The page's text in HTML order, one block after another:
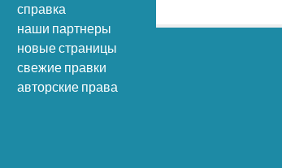
справка
наши партнеры
новые страницы
свежие правки
авторские права